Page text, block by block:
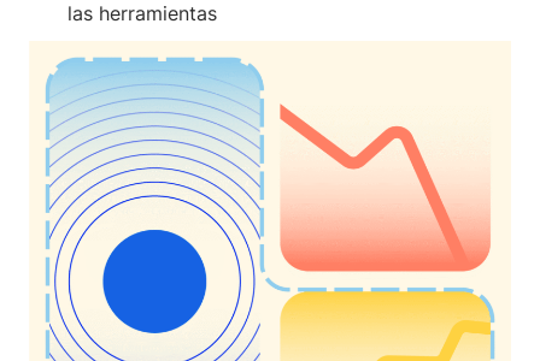
las herramientas